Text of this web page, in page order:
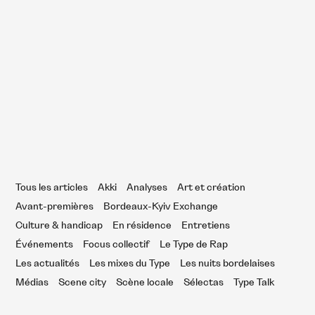
Tous les articles Akki Analyses
Art et création
Avant-premières
Bordeaux-Kyiv Exchange
Culture & handicap
En résidence
Entretiens
Événements
Focus collectif
Le Type de Rap
Les actualités
Les mixes du Type
Les nuits bordelaises
Médias
Scene city Scène locale Sélectas Type Talk